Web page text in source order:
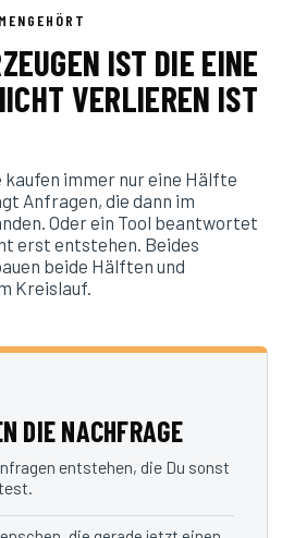
IST DIE EINE
VERLIEREN IST
immer nur eine Hälfte
Anfragen, die dann im
Oder ein Tool beantwortet
erst entstehen. Beides
beide Hälften und
Kreislauf.
DIE NACHFRAGE
entstehen, die Du sonst